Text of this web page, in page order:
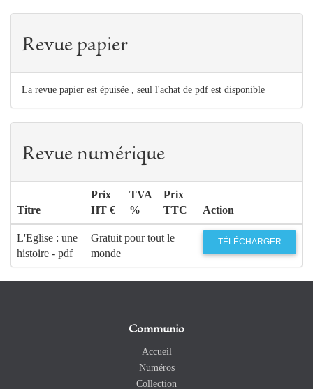
Revue papier
La revue papier est épuisée , seul l'achat de pdf est disponible
Revue numérique
Titre
Prix
HT €
TVA
%
Prix
TTC
Action
L'Eglise : une
histoire - pdf
Gratuit pour tout le
monde
TÉLÉCHARGER
Communio
Accueil
Numéros
Collection